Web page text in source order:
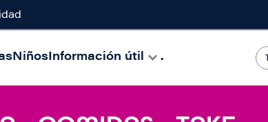
NiñosInformación útil .